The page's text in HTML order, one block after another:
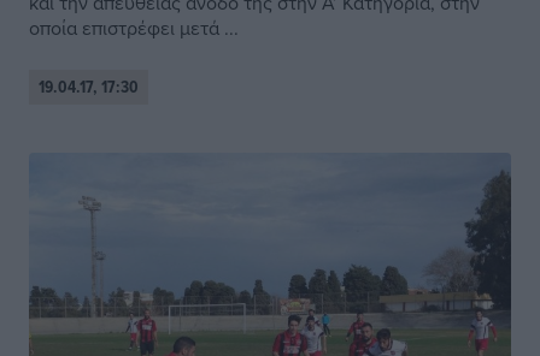
οποία επιστρέφει μετά ...
19.04.17, 17:30